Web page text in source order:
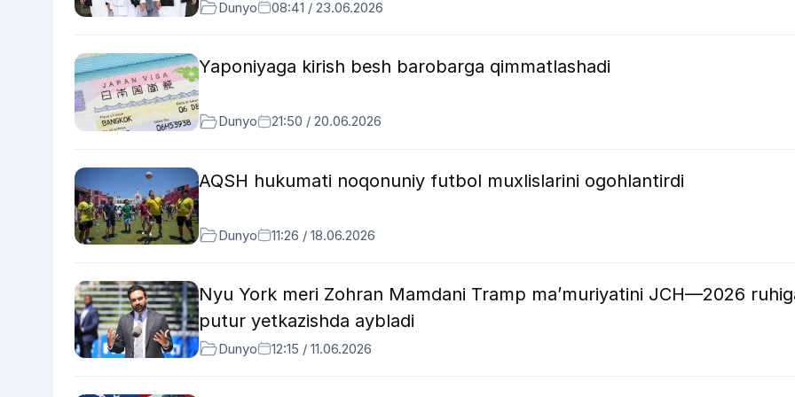
Dunyo 08:41 / 23.06.2026
Yaponiyaga kirish besh barobarga qimmatlashadi
Dunyo 21:50 / 20.06.2026
AQSH hukumati noqonuniy futbol muxlislarini ogohlantirdi
Dunyo 11:26 / 18.06.2026
Nyu York meri Zohran Mamdani Tramp ma’muriyatini JCH—2026
putur yetkazishda aybladi
Dunyo 12:15 / 11.06.2026